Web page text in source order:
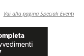
Vai alla pagina Speciali Eventi